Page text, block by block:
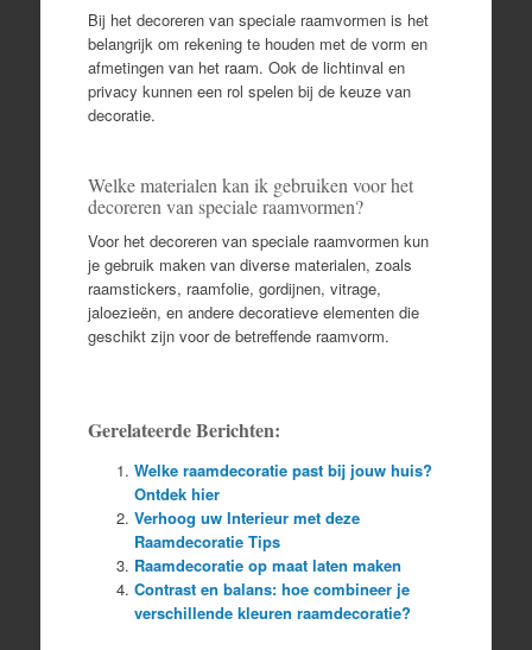
Bij het decoreren van speciale raamvormen is het
belangrijk om rekening te houden met de vorm en
afmetingen van het raam. Ook de lichtinval en
privacy kunnen een rol spelen bij de keuze van
decoratie.
Welke materialen kan ik gebruiken voor het
decoreren van speciale raamvormen?
Voor het decoreren van speciale raamvormen kun
je gebruik maken van diverse materialen, zoals
raamstickers, raamfolie, gordijnen, vitrage,
jaloezieën, en andere decoratieve elementen die
geschikt zijn voor de betreffende raamvorm.
Gerelateerde Berichten:
Welke raamdecoratie past bij jouw huis?
Ontdek hier
Verhoog uw Interieur met deze
Raamdecoratie Tips
Raamdecoratie op maat laten maken
Contrast en balans: hoe combineer je
verschillende kleuren raamdecoratie?